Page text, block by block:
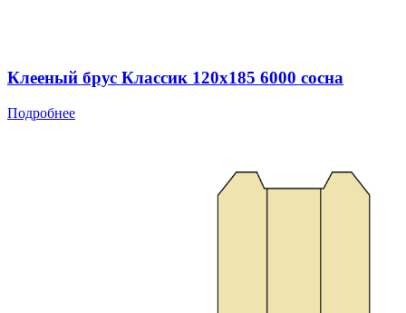
Клееный брус Классик 120x185 6000 сосна
Подробнее